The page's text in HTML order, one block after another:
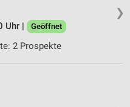
❯
Uhr |
Geöffnet
2 Prospekte